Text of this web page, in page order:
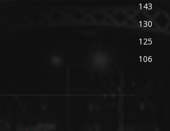
143
130
125
106